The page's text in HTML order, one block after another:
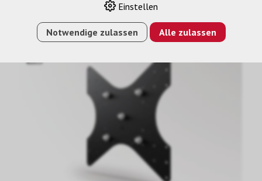
MONTAGELÖSUNG
BILDSCHIRMHALTERUNG L&S5
Einstellen
Notwendige zulassen Alle zulassen